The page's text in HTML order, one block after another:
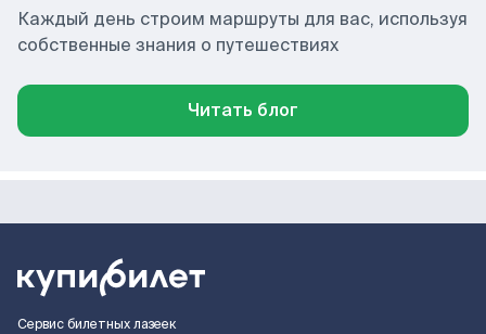
Каждый день строим маршруты для вас, используя
собственные знания о путешествиях
Читать блог
Сервис билетных лазеек